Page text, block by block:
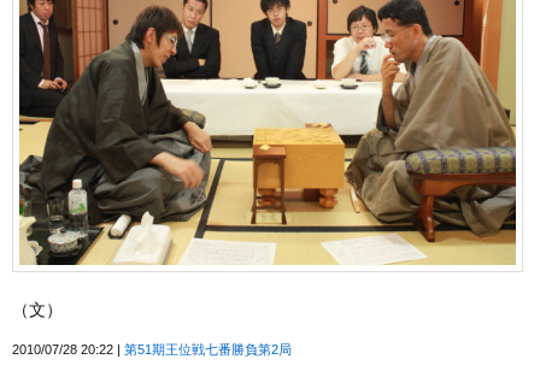
（文）
2010/07/28 20:22 第51期王位戦七番勝負第2局